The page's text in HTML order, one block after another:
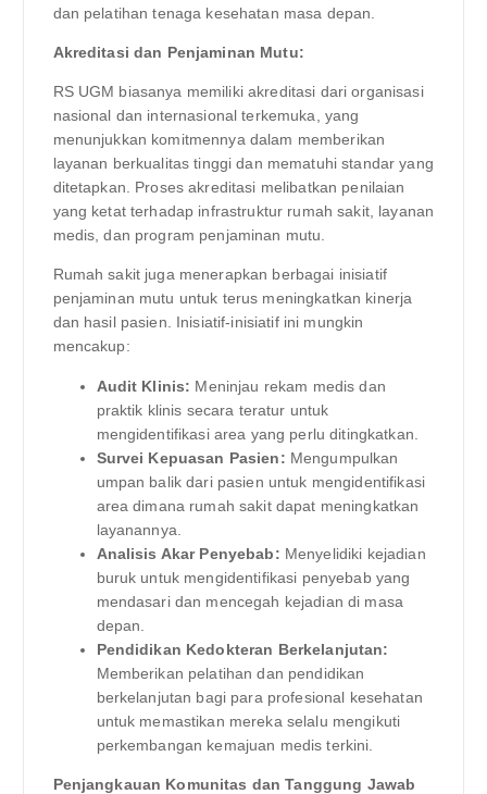
dan pelatihan tenaga kesehatan masa depan.
Akreditasi dan Penjaminan Mutu:
RS UGM biasanya memiliki akreditasi dari organisasi
nasional dan internasional terkemuka, yang
menunjukkan komitmennya dalam memberikan
layanan berkualitas tinggi dan mematuhi standar yang
ditetapkan. Proses akreditasi melibatkan penilaian
yang ketat terhadap infrastruktur rumah sakit, layanan
medis, dan program penjaminan mutu.
Rumah sakit juga menerapkan berbagai inisiatif
penjaminan mutu untuk terus meningkatkan kinerja
dan hasil pasien. Inisiatif-inisiatif ini mungkin
mencakup:
Audit Klinis: Meninjau rekam medis dan
praktik klinis secara teratur untuk
mengidentifikasi area yang perlu ditingkatkan.
Survei Kepuasan Pasien: Mengumpulkan
umpan balik dari pasien untuk mengidentifikasi
area dimana rumah sakit dapat meningkatkan
layanannya.
Analisis Akar Penyebab: Menyelidiki kejadian
buruk untuk mengidentifikasi penyebab yang
mendasari dan mencegah kejadian di masa
depan.
Pendidikan Kedokteran Berkelanjutan:
Memberikan pelatihan dan pendidikan
berkelanjutan bagi para profesional kesehatan
untuk memastikan mereka selalu mengikuti
perkembangan kemajuan medis terkini.
Penjangkauan Komunitas dan Tanggung Jawab